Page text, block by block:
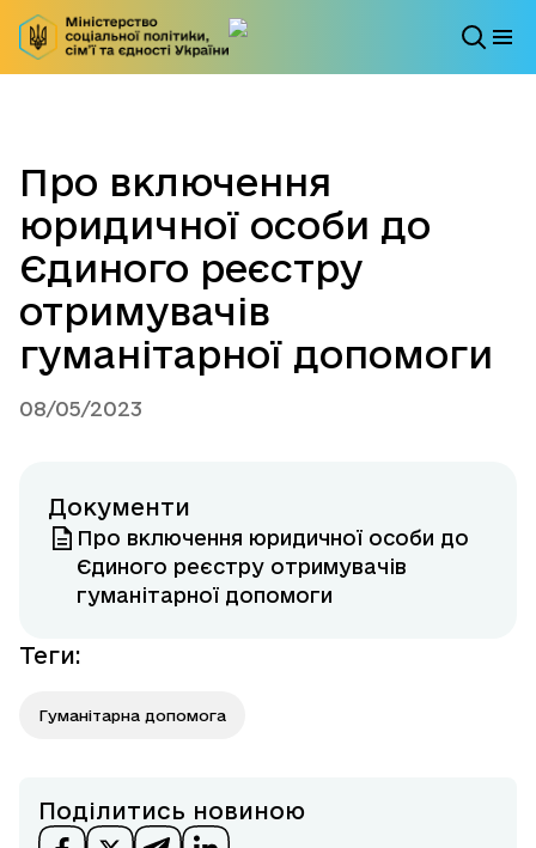
Про включення
юридичної особи до
Єдиного реєстру
отримувачів
гуманітарної допомоги
08/05/2023
Документи
Про включення юридичної особи до
Єдиного реєстру отримувачів
гуманітарної допомоги
Теги:
Гуманітарна допомога
Поділитись новиною